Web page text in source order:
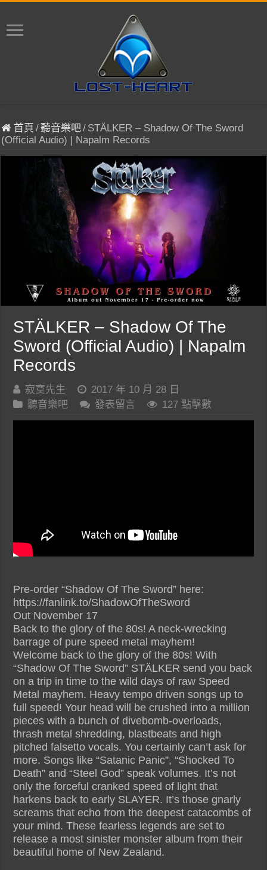
首頁 /聽音樂吧/ STÄLKER – Shadow Of The Sword
(Official Audio) | Napalm Records
STÄLKER – Shadow Of The
Sword (Official Audio) | Napalm
Records
寂寞先生
2017 年 10 月 28 日
聽音樂吧
發表留言 127 點擊數
Pre-order “Shadow Of The Sword” here:
https://fanlink.to/ShadowOfTheSword
Out November 17
Back to the glory of the 80s! A neck-wrecking
barrage of pure speed metal mayhem!
Welcome back to the glory of the 80s! With
“Shadow Of The Sword” STÄLKER send you back
on a trip in time to the wild days of raw Speed
Metal mayhem. Heavy tempo driven songs up to
full speed! Your head will be crushed into a million
pieces with a bunch of divebomb-overloads,
thrash metal shredding, blastbeats and high
pitched falsetto vocals. You certainly can’t ask for
more. Songs like “Satanic Panic”, “Shocked To
Death” and “Steel God” speak volumes. It’s not
only the forceful cranked speed of light that
harkens back to early SLAYER. It’s those gnarly
screams that echo from the deepest catacombs of
your mind. These fearless legends are set to
release a most sinister monster album from their
beautiful home of New Zealand.